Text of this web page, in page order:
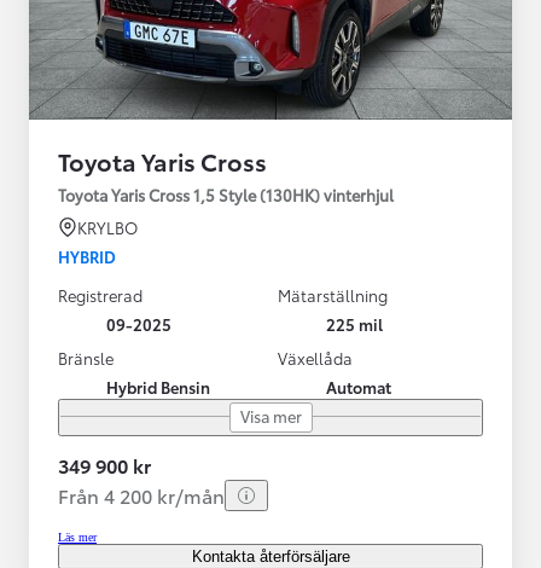
Toyota Yaris Cross
Toyota Yaris Cross 1,5 Style (130HK) vinterhjul
KRYLBO
HYBRID
Registrerad
09-2025
Mätarställning
225 mil
Bränsle
Hybrid Bensin
Växellåda
Automat
Visa mer
349 900 kr
Från 4 200 kr/mån
Läs mer
Kontakta återförsäljare